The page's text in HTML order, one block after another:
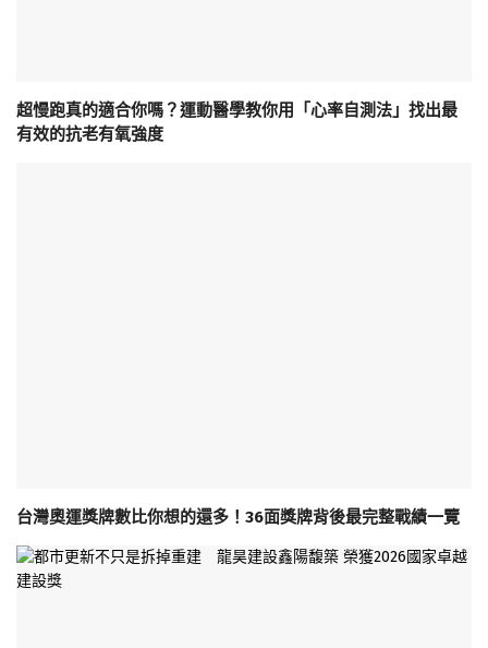
超慢跑真的適合你嗎？運動醫學教你用「心率自測法」找出最
有效的抗老有氧強度
台灣奧運獎牌數比你想的還多！36面獎牌背後最完整戰績一覽